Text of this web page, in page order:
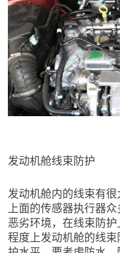
发动机舱线束防护
发动机舱内的线束有很
上面的传感器执行器
恶劣环境，在线束防
程度上发动机舱的线